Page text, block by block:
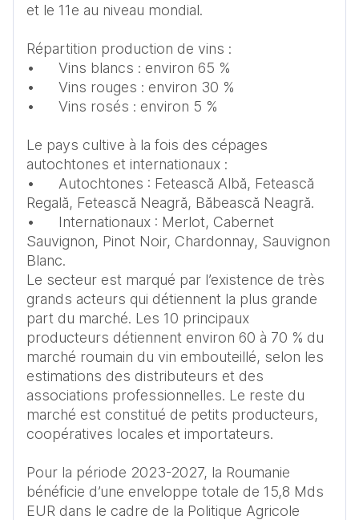
et le 11e au niveau mondial.
Répartition production de vins :
•	Vins blancs : environ 65 %
•	Vins rouges : environ 30 %
•	Vins rosés : environ 5 %
Le pays cultive à la fois des cépages
autochtones et internationaux :
•	Autochtones : Fetească Albă, Fetească
Regală, Fetească Neagră, Băbească Neagră.
•	Internationaux : Merlot, Cabernet
Sauvignon, Pinot Noir, Chardonnay, Sauvignon
Blanc.
Le secteur est marqué par l’existence de très
grands acteurs qui détiennent la plus grande
part du marché. Les 10 principaux
producteurs détiennent environ 60 à 70 % du
marché roumain du vin embouteillé, selon les
estimations des distributeurs et des
associations professionnelles. Le reste du
marché est constitué de petits producteurs,
coopératives locales et importateurs.
Pour la période 2023-2027, la Roumanie
bénéficie d’une enveloppe totale de 15,8 Mds
EUR dans le cadre de la Politique Agricole